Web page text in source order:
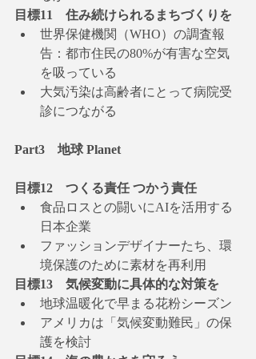
目標11　住み続けられるまちづくりを
世界保健機関（WHO）の調査報
告：都市住民の80%が有害な空気
を吸っている
大気汚染は高齢者にとって病院受
診につながる
Part3　地球 Planet
目標12　つくる責任 つかう責任
食品ロスとの闘いにAIを活用する
日本企業
ファッションデザイナーたち、環
境保護のために素材を再利用
目標13　気候変動に具体的な対策を
地球温暖化で早まる花粉シーズン
アメリカは「気候変動難民」の保
護を検討